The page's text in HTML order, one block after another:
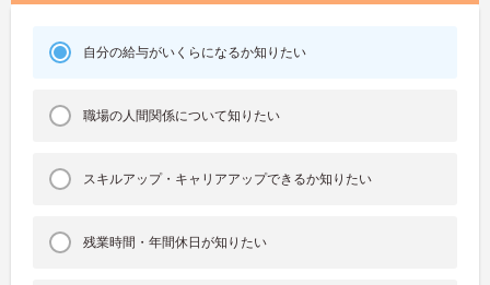
自分の給与がいくらになるか知りたい
職場の人間関係について知りたい
スキルアップ・キャリアアップできるか知りたい
残業時間・年間休日が知りたい